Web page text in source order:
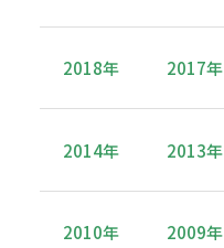
2018年 2017年
2014年 2013年
2010年 2009年